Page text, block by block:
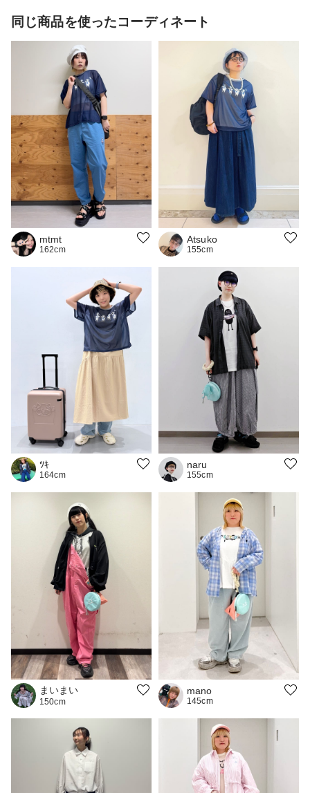
同じ商品を使ったコーディネート
mtmt
162cm
Atsuko
155cm
ﾂｷ
164cm
naru
155cm
まいまい
150cm
mano
145cm